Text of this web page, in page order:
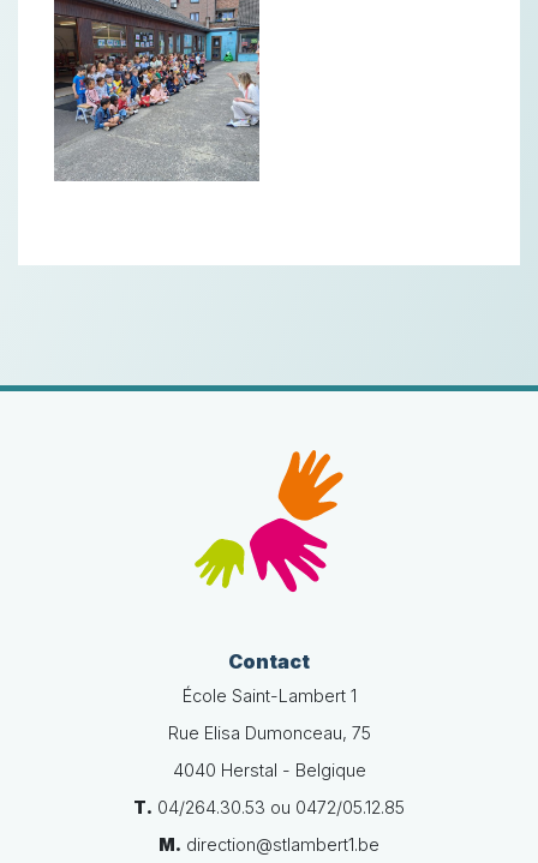
Contact
École Saint-Lambert 1
Rue Elisa Dumonceau, 75
4040 Herstal - Belgique
T. 04/264.30.53 ou 0472/05.12.85
M. direction@stlambert1.be